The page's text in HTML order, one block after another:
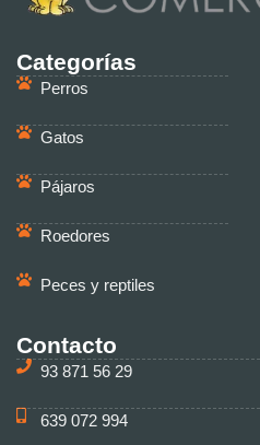
Categorías
Perros
Gatos
Pájaros
Roedores
Peces y reptiles
Contacto
93 871 56 29
639 072 994